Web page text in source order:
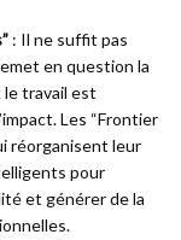
: Il ne suffit pas
en question la
travail est
Les “Frontier
réorganisent leur
pour
et générer de la